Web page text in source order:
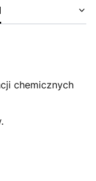
chemicznych